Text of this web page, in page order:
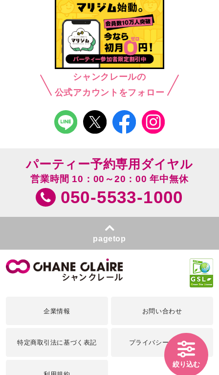
シャンクレールの
公式アカウントをフォロー
絞り込む
パーティー予約専用ダイヤル
営業時間 10：00～20：00 年中無休
050-5533-1000
pagetop
企業情報 お問い合わせ
特定商取引法に基づく表記 プライバシーポリシー